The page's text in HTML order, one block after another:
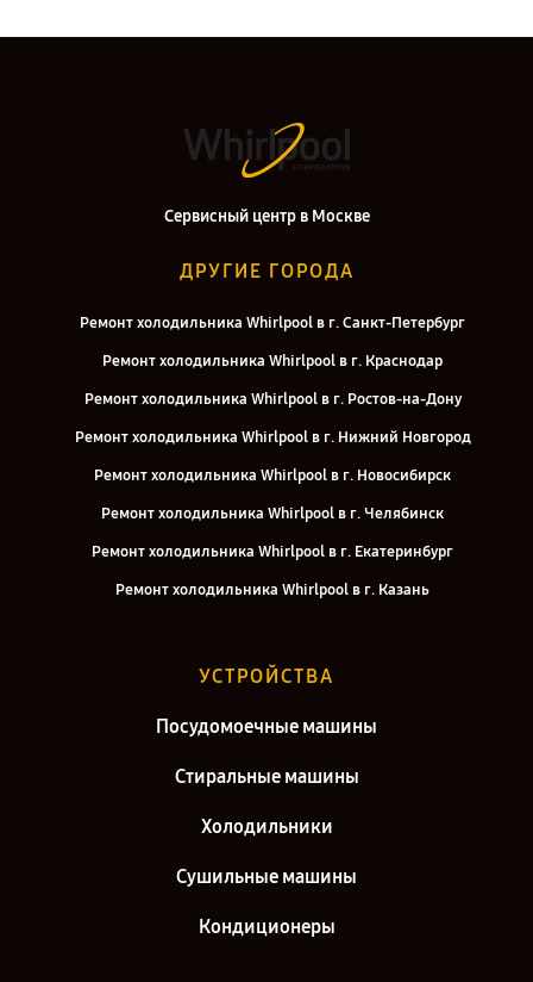
Сервисный центр в Москве
ДРУГИЕ ГОРОДА
Ремонт холодильника Whirlpool в г. Санкт-Петербург
Ремонт холодильника Whirlpool в г. Краснодар
Ремонт холодильника Whirlpool в г. Ростов-на-Дону
Ремонт холодильника Whirlpool в г. Нижний Новгород
Ремонт холодильника Whirlpool в г. Новосибирск
Ремонт холодильника Whirlpool в г. Челябинск
Ремонт холодильника Whirlpool в г. Екатеринбург
Ремонт холодильника Whirlpool в г. Казань
Ремонт холодильника Whirlpool в г. Саратов
Ремонт холодильника Whirlpool в г. Киров
УСТРОЙСТВА
Посудомоечные машины
Стиральные машины
Холодильники
Сушильные машины
Кондиционеры